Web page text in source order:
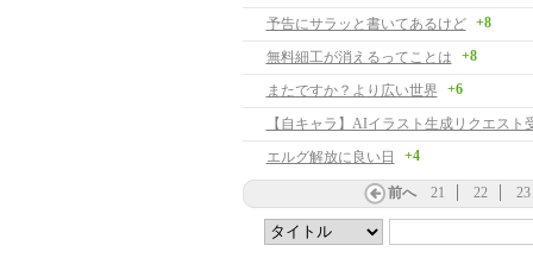
予告にサラッと書いてあるけど
+8
無料細工が消えるってことは +8
またですか？より広い世界 +6
エルグ解放に良い日 +4
前へ 21 22 23